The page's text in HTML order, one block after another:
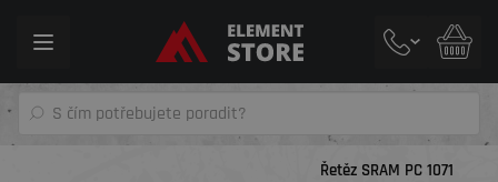
Toggle
Řetěz SRAM PC 1071